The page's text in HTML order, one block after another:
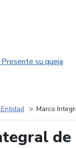
Presente su queja
Marco